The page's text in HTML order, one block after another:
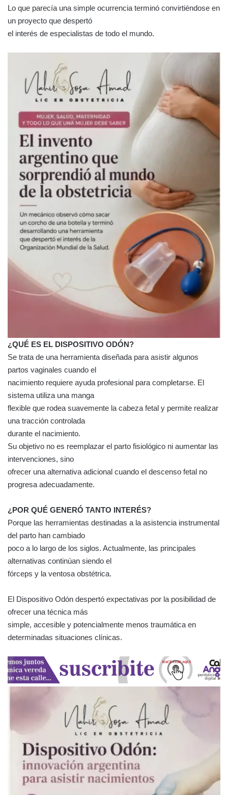
Lo que parecía una simple ocurrencia terminó convirtiéndose en
un proyecto que despertó
el interés de especialistas de todo el mundo.
¿QUÉ ES EL DISPOSITIVO ODÓN?
Se trata de una herramienta diseñada para asistir algunos
partos vaginales cuando el
nacimiento requiere ayuda profesional para completarse. El
sistema utiliza una manga
flexible que rodea suavemente la cabeza fetal y permite realizar
una tracción controlada
durante el nacimiento.
Su objetivo no es reemplazar el parto fisiológico ni aumentar las
intervenciones, sino
ofrecer una alternativa adicional cuando el descenso fetal no
progresa adecuadamente.
¿POR QUÉ GENERÓ TANTO INTERÉS?
Porque las herramientas destinadas a la asistencia instrumental
del parto han cambiado
poco a lo largo de los siglos. Actualmente, las principales
alternativas continúan siendo el
fórceps y la ventosa obstétrica.
El Dispositivo Odón despertó expectativas por la posibilidad de
ofrecer una técnica más
simple, accesible y potencialmente menos traumática en
determinadas situaciones clínicas.